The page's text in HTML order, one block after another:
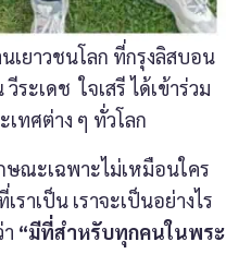
เยาวชนโลก ที่กรุงลิสบอน
ะเดช ใจเสรี ได้เข้าร่วม
ทศต่าง ๆ ทั่วโลก
ณะเฉพาะไม่เหมือนใคร
ราเป็น เราจะเป็นอย่างไร
“มีที่สำหรับทุกคนในพระ